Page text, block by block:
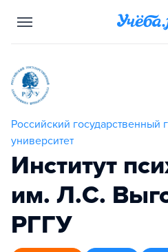
Российский государственный
университет
Институт
им. Л.С.
РГГУ